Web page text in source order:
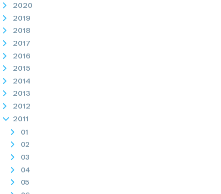
2020
2019
2018
2017
2016
2015
2014
2013
2012
2011
01
02
03
04
05